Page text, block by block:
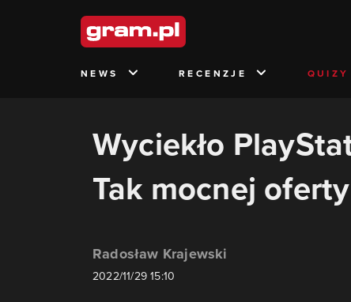
NEWS RECENZJE QUIZY
Wyciekło
Tak mocnej
Radosław Krajewski
2022/11/29 15:10